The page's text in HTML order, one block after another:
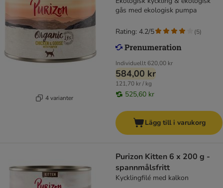
4 varianter
gås med ekologisk pumpa
Individuellt 620,00 kr
584,00 kr
121,70 kr / kg
525,60 kr
Rating: 4.2/5 (5)
Lägg till i varukorg
Purizon Kitten 6 x 200 g -
spannmålsfritt
Kycklingfilé med kalkon